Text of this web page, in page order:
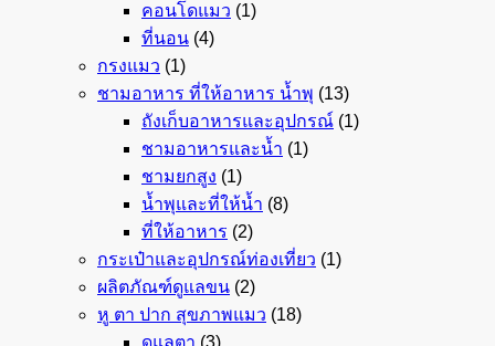
คอนโดแมว (1)
ที่นอน (4)
กรงแมว (1)
ชามอาหาร ที่ให้อาหาร น้ำพุ (13)
ถังเก็บอาหารและอุปกรณ์ (1)
ชามอาหารและน้ำ (1)
ชามยกสูง (1)
น้ำพุและที่ให้น้ำ (8)
ที่ให้อาหาร (2)
กระเป๋าและอุปกรณ์ท่องเที่ยว (1)
ผลิตภัณฑ์ดูแลขน (2)
หู ตา ปาก สุขภาพแมว (18)
ดูแลตา (3)